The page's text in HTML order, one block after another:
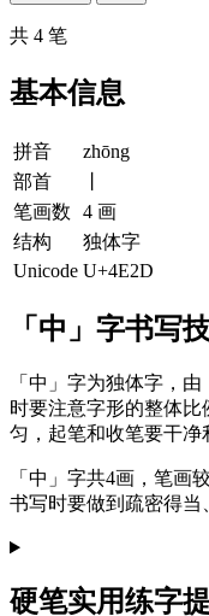
共 4 笔
基本信息
拼音
zhōng
部首
笔画数
4 画
结构
独体字
Unicode U+4E2D
「中」字书写
「中」字为独体字，
时要注意字形的整体
匀，起笔和收笔要干净
「中」字共4画，笔画
书写时要做到疏密得当
硬笔实用练字